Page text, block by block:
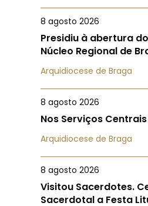
8 agosto 2026
Presidiu à abertura
Núcleo Regional de
Arquidiocese de Braga
8 agosto 2026
Nos Serviços Centrais
Arquidiocese de Braga
8 agosto 2026
Visitou Sacerdotes.
Sacerdotal a Festa